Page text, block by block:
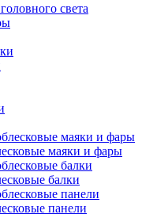
света
маяки и фары
балки
панели